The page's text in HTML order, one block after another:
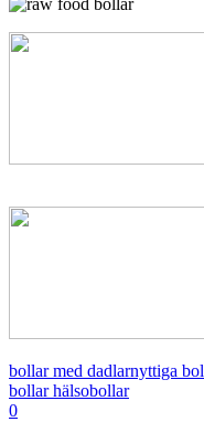
bollar med dadlarnyttiga
bollar hälsobollar
0